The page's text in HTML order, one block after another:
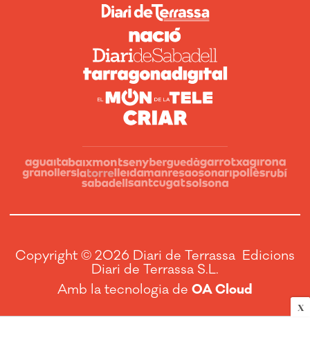
X
Copyright © 2026 Diari de Terrassa Edicions
Diari de Terrassa S.L.
Amb la tecnologia de OA Cloud